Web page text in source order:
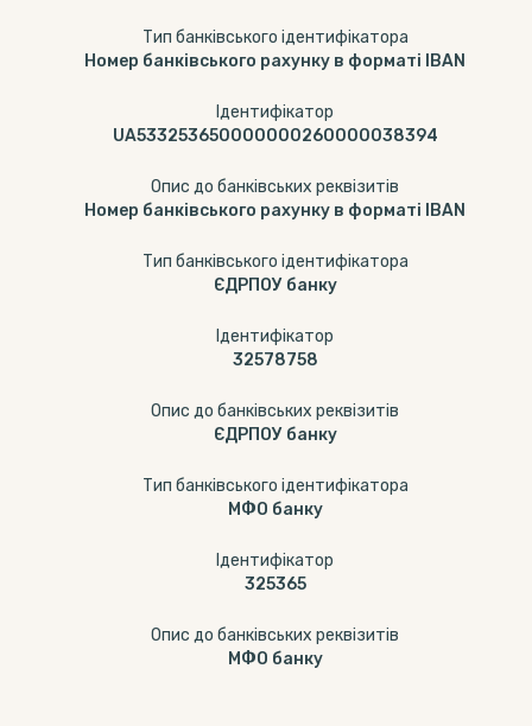
Тип банківського ідентифікатора
Номер банківського рахунку в форматі IBAN
Ідентифікатор
UA533253650000000260000038394
Опис до банківських реквізитів
Номер банківського рахунку в форматі IBAN
Тип банківського ідентифікатора
ЄДРПОУ банку
Ідентифікатор
32578758
Опис до банківських реквізитів
ЄДРПОУ банку
Тип банківського ідентифікатора
МФО банку
Ідентифікатор
325365
Опис до банківських реквізитів
МФО банку